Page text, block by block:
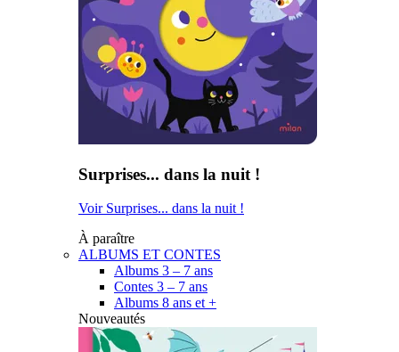
Surprises... dans la nuit !
Voir Surprises... dans la nuit !
À paraître
ALBUMS ET CONTES
Albums 3 – 7 ans
Contes 3 – 7 ans
Albums 8 ans et +
Nouveautés